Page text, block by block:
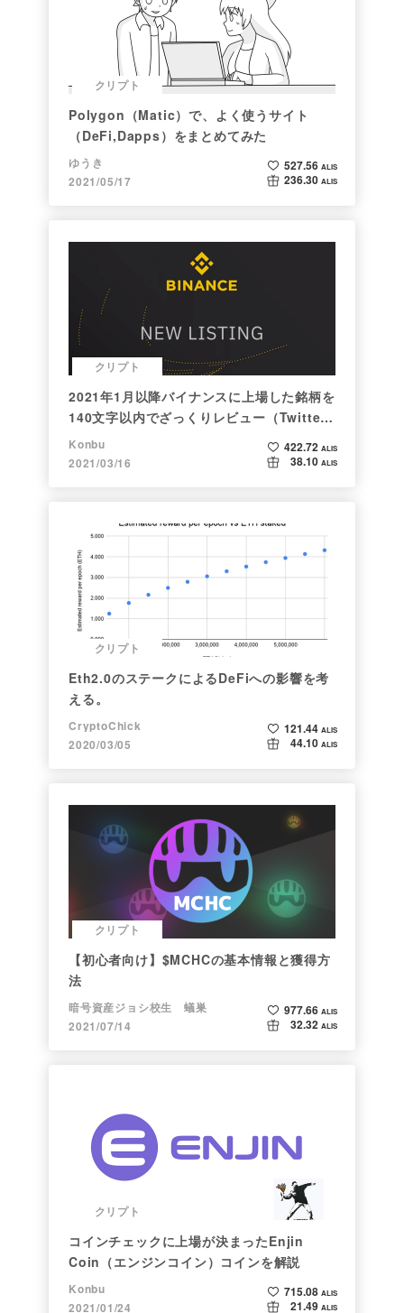
クリプト
Polygon（Matic）で、よく使うサイト
（DeFi,Dapps）をまとめてみた
ゆうき
2021/05/17
527.56 ALIS
236.30 ALIS
クリプト
2021年1月以降バイナンスに上場した銘柄を
140文字以内でざっくりレビュー（Twitter
向け情報まとめ）
Konbu
2021/03/16
422.72 ALIS
38.10 ALIS
クリプト
Eth2.0のステークによるDeFiへの影響を考
える。
CryptoChick
2020/03/05
121.44 ALIS
44.10 ALIS
クリプト
【初心者向け】$MCHCの基本情報と獲得方
法
暗号資産ジョシ校生 蟻巣
2021/07/14
977.66 ALIS
32.32 ALIS
クリプト
コインチェックに上場が決まったEnjin
Coin（エンジンコイン）コインを解説
Konbu
2021/01/24
715.08 ALIS
21.49 ALIS